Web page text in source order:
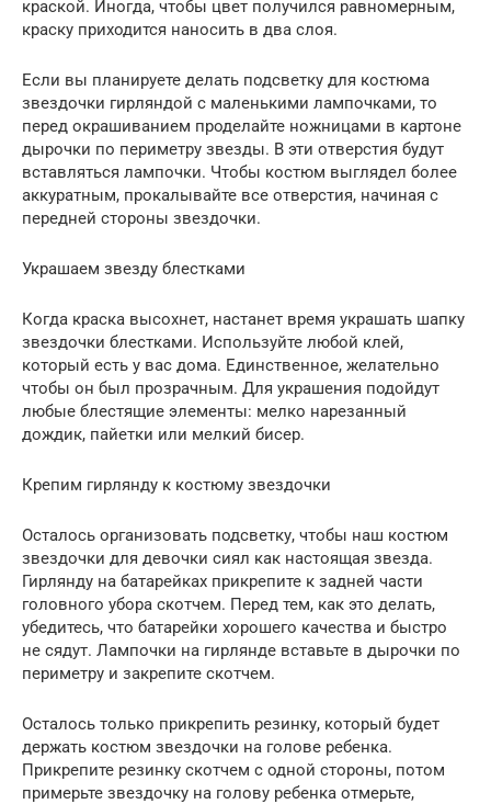
краской. Иногда, чтобы цвет получился равномерным,
краску приходится наносить в два слоя.
Если вы планируете делать подсветку для костюма
звездочки гирляндой с маленькими лампочками, то
перед окрашиванием проделайте ножницами в картоне
дырочки по периметру звезды. В эти отверстия будут
вставляться лампочки. Чтобы костюм выглядел более
аккуратным, прокалывайте все отверстия, начиная с
передней стороны звездочки.
Украшаем звезду блестками
Когда краска высохнет, настанет время украшать шапку
звездочки блестками. Используйте любой клей,
который есть у вас дома. Единственное, желательно
чтобы он был прозрачным. Для украшения подойдут
любые блестящие элементы: мелко нарезанный
дождик, пайетки или мелкий бисер.
Крепим гирлянду к костюму звездочки
Осталось организовать подсветку, чтобы наш костюм
звездочки для девочки сиял как настоящая звезда.
Гирлянду на батарейках прикрепите к задней части
головного убора скотчем. Перед тем, как это делать,
убедитесь, что батарейки хорошего качества и быстро
не сядут. Лампочки на гирлянде вставьте в дырочки по
периметру и закрепите скотчем.
Осталось только прикрепить резинку, который будет
держать костюм звездочки на голове ребенка.
Прикрепите резинку скотчем с одной стороны, потом
примерьте звездочку на голову ребенка отмерьте,